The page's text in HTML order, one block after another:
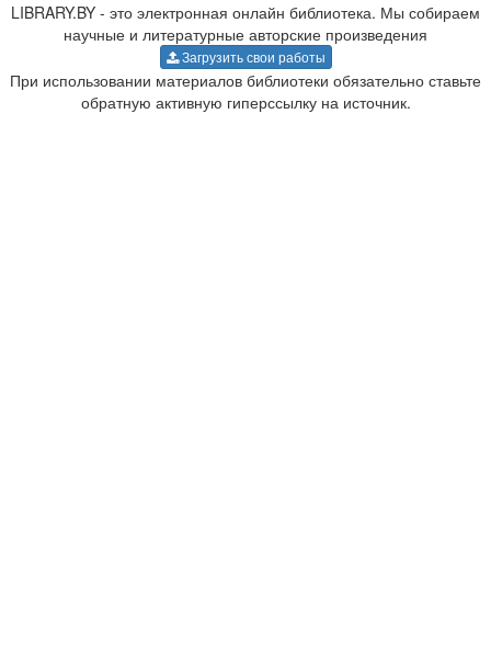
LIBRARY.BY - это электронная онлайн библиотека. Мы собираем
научные и литературные авторские произведения
Загрузить свои работы
При использовании материалов библиотеки обязательно ставьте
обратную активную гиперссылку на источник.